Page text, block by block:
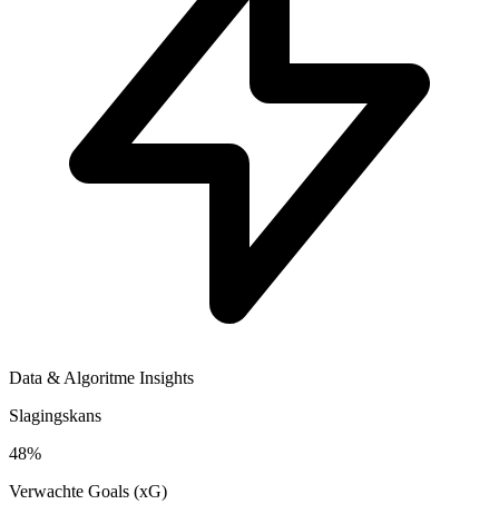
Data & Algoritme Insights
Slagingskans
48%
Verwachte Goals (xG)